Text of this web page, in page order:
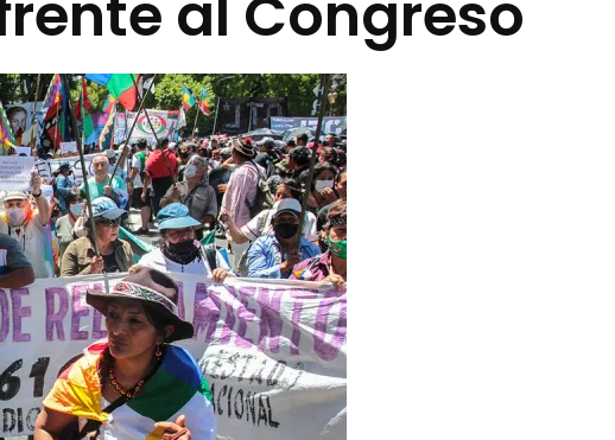
al Congreso